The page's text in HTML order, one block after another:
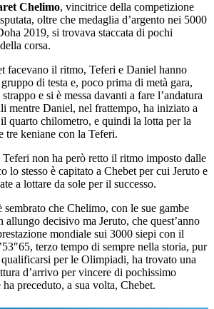
Chelimo, vincitrice della competizione
oltre che medaglia d’argento nei 5000
2019, si trovava staccata di pochi
corsa.
facevano il ritmo, Teferi e Daniel hanno
di testa e, poco prima di metà gara,
e si è messa davanti a fare l’andatura
mentre Daniel, nel frattempo, ha iniziato a
quarto chilometro, e quindi la lotta per la
tre keniane con la Teferi.
non ha però retto il ritmo imposto dalle
lo stesso è capitato a Chebet per cui Jeruto e
a lottare da sole per il successo.
sembrato che Chelimo, con le sue gambe
allungo decisivo ma Jeruto, che quest’anno
mondiale sui 3000 siepi con il
terzo tempo di sempre nella storia, pur
per le Olimpiadi, ha trovato una
d’arrivo per vincere di pochissimo
preceduto, a sua volta, Chebet.